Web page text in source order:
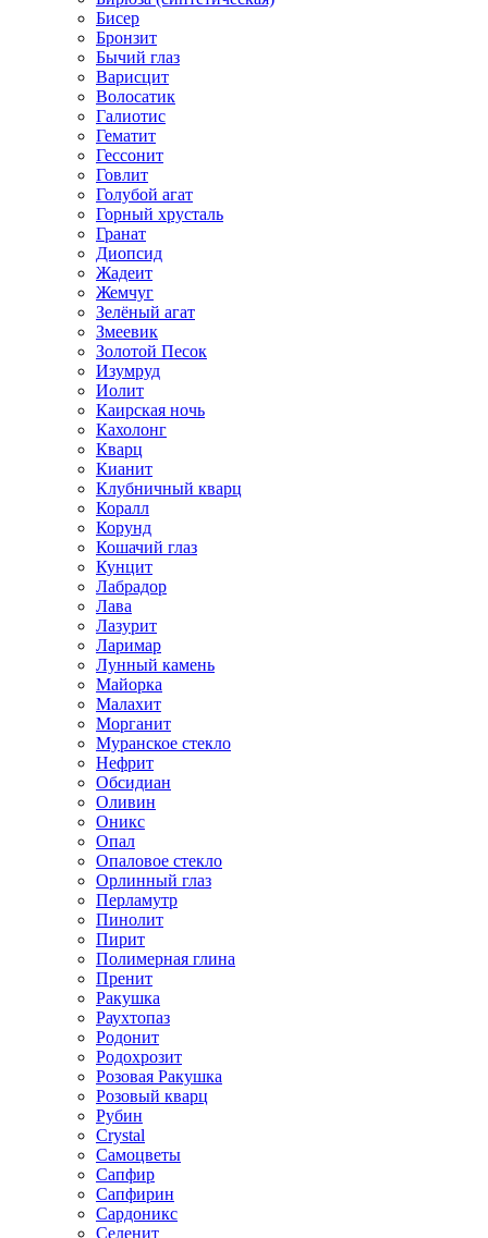
Бисер
Бронзит
Бычий глаз
Варисцит
Волосатик
Галиотис
Гематит
Гессонит
Говлит
Голубой агат
Горный хрусталь
Гранат
Диопсид
Жадеит
Жемчуг
Зелёный агат
Змеевик
Золотой Песок
Изумруд
Иолит
Каирская ночь
Кахолонг
Кварц
Кианит
Клубничный кварц
Коралл
Корунд
Кошачий глаз
Кунцит
Лабрадор
Лава
Лазурит
Ларимар
Лунный камень
Майорка
Малахит
Морганит
Муранское стекло
Нефрит
Обсидиан
Оливин
Оникс
Опал
Опаловое стекло
Орлинный глаз
Перламутр
Пинолит
Пирит
Полимерная глина
Пренит
Ракушка
Раухтопаз
Родонит
Родохрозит
Розовая Ракушка
Розовый кварц
Рубин
Сrystal
Самоцветы
Сапфир
Сапфирин
Сардоникс
Селенит